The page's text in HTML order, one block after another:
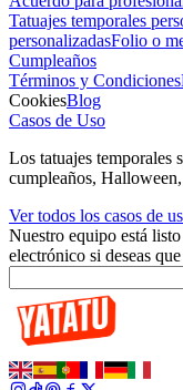
Tatuajes temporales
personalizadasFolio o
Cumpleaños
Términos y Condiciones
CookiesBlog
Casos de Uso
Los tatuajes temporales
cumpleaños,
Ver todos los casos de
Nuestro equipo está
electrónico si deseas